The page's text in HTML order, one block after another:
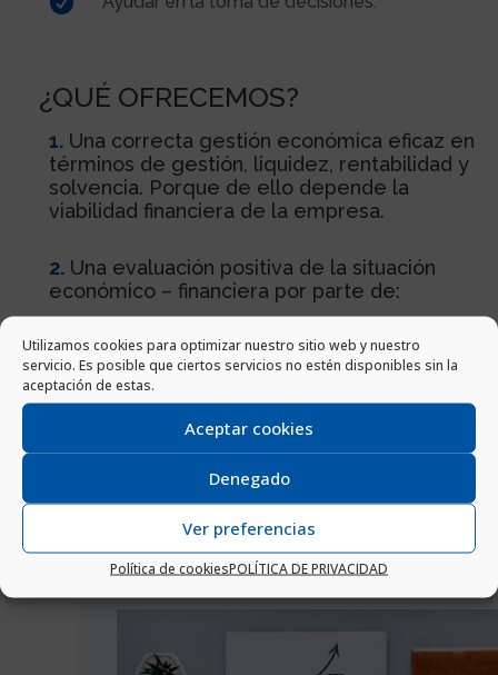
Utilizamos cookies para optimizar nuestro sitio web y nuestro
servicio. Es posible que ciertos servicios no estén disponibles sin la
aceptación de estas.
Aceptar cookies
Denegado
Ver preferencias
Política de cookiesPOLÍTICA DE PRIVACIDAD
¿QUÉ OFRECEMOS?
1.Una correcta gestión económica eficaz en
términos de gestión, liquidez, rentabilidad y
solvencia. Porque de ello depende la
viabilidad financiera de la empresa.
2.Una evaluación positiva de la situación
económico – financiera por parte de:
 Inversores
 Seguros de facturación
 Bancos
Proveedores